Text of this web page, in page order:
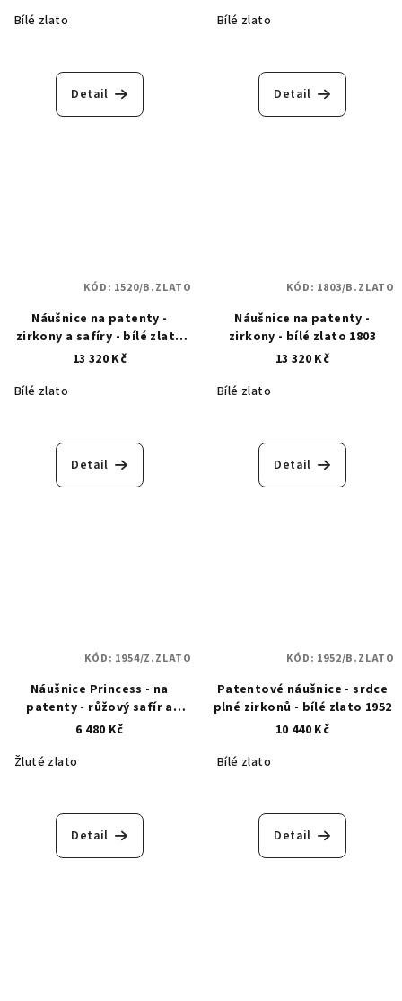
Bílé zlato
Detail
Bílé zlato
Detail
Náušnice na patenty -
zirkony a safíry - bílé zlato
1520
13 320 Kč
Bílé zlato
Detail
KÓD: 1520/B.ZLATO
Náušnice na patenty -
zirkony - bílé zlato 1803
13 320 Kč
Bílé zlato
Detail
KÓD: 1803/B.ZLATO
Náušnice Princess - na
patenty - růžový safír a
zirkony - zlaté 1954
6 480 Kč
Žluté zlato
Detail
KÓD: 1954/Z.ZLATO
Patentové náušnice - srdce
plné zirkonů - bílé zlato 1952
10 440 Kč
Bílé zlato
Detail
KÓD: 1952/B.ZLATO